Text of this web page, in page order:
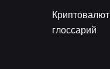
глоссарий